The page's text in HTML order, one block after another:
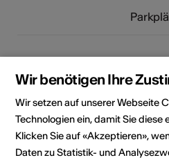
Lokalität
Wir benötigen Ihre
Wir setzen auf unserer Webseite
Technologien ein, damit Sie diese
Klicken Sie auf «Akzeptieren»,
Daten zu Statistik- und